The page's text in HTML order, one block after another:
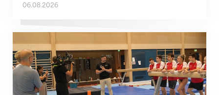
06.08.2026
En route pour Zagreb avec des objectifs clairs